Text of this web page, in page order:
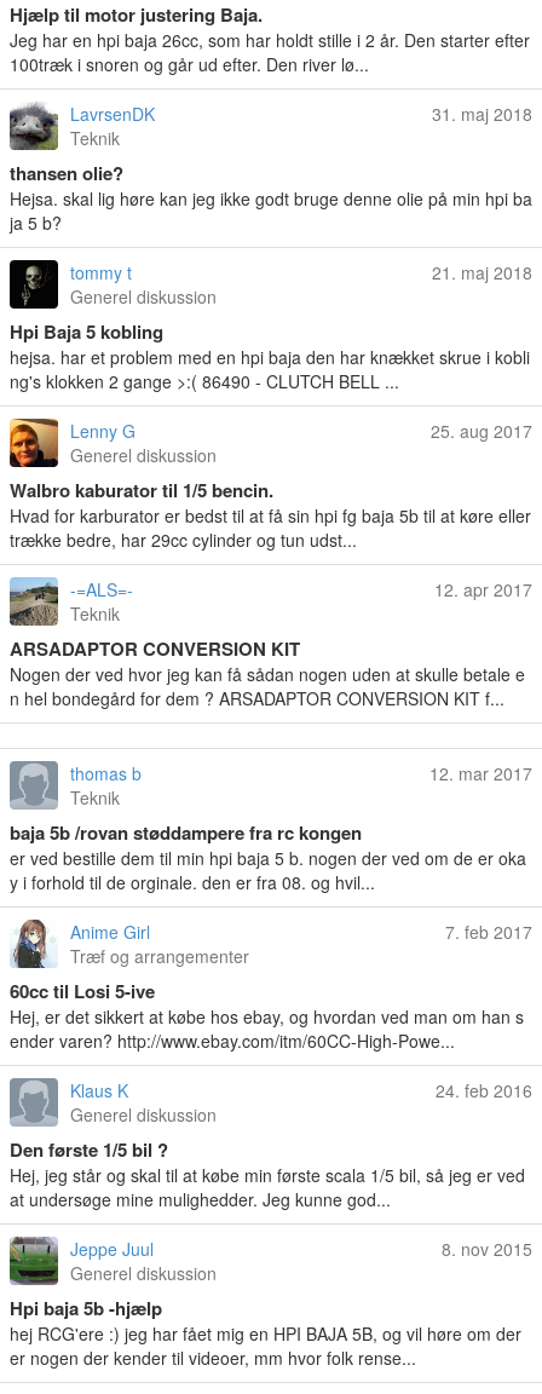
Hjælp til motor justering Baja.
Jeg har en hpi baja 26cc, som har holdt stille i 2 år. Den starter efter
100træk i snoren og går ud efter. Den river lø...
LavrsenDK
Teknik
31. maj 2018
thansen olie?
Hejsa. skal lig høre kan jeg ikke godt bruge denne olie på min hpi ba
ja 5 b?
tommy t
Generel diskussion
21. maj 2018
Hpi Baja 5 kobling
hejsa. har et problem med en hpi baja den har knækket skrue i kobli
ng's klokken 2 gange >:( 86490 - CLUTCH BELL ...
Lenny G
Generel diskussion
25. aug 2017
Walbro kaburator til 1/5 bencin.
Hvad for karburator er bedst til at få sin hpi fg baja 5b til at køre eller
trække bedre, har 29cc cylinder og tun udst...
-=ALS=-
Teknik
12. apr 2017
ARSADAPTOR CONVERSION KIT
Nogen der ved hvor jeg kan få sådan nogen uden at skulle betale e
n hel bondegård for dem ? ARSADAPTOR CONVERSION KIT f...
thomas b
Teknik
12. mar 2017
baja 5b /rovan støddampere fra rc kongen
er ved bestille dem til min hpi baja 5 b. nogen der ved om de er oka
y i forhold til de orginale. den er fra 08. og hvil...
Anime Girl
Træf og arrangementer
7. feb 2017
60cc til Losi 5-ive
Hej, er det sikkert at købe hos ebay, og hvordan ved man om han s
ender varen? http://www.ebay.com/itm/60CC-High-Powe...
Klaus K
Generel diskussion
24. feb 2016
Den første 1/5 bil ?
Hej, jeg står og skal til at købe min første scala 1/5 bil, så jeg er ved
at undersøge mine mulighedder. Jeg kunne god...
Jeppe Juul
Generel diskussion
8. nov 2015
Hpi baja 5b -hjælp
hej RCG'ere :) jeg har fået mig en HPI BAJA 5B, og vil høre om der
er nogen der kender til videoer, mm hvor folk rense...